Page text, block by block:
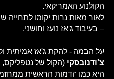
הקולנוע האמריקאי.
לאור מאות נרות יקומו לתחייה
– בעיבוד ג'אז נועז וחושני.
על הבמה - להקת ג'אז אמיתית
צ'ודנובסקי (הקול של נטפליקס,
היא כמו הדמות הראשית ממחזמר